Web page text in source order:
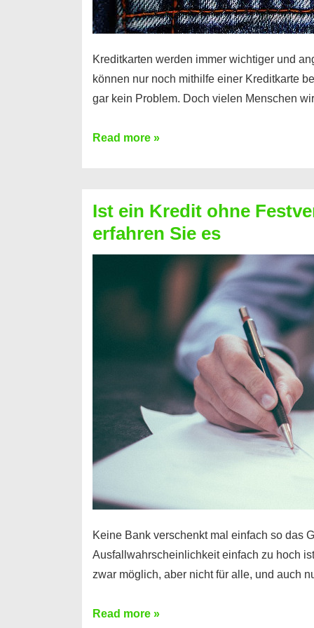
Kreditkarten werden immer wichtiger und
können nur noch mithilfe einer Kreditkarte
gar kein Problem. Doch vielen Menschen
Kreditkarte
Prepaid
ist
nicht
Read more »
Ist ein Kredit ohne
erfahren Sie es
Keine Bank verschenkt mal einfach so das
Ausfallwahrscheinlichkeit einfach zu hoch
zwar möglich, aber nicht für alle, und auch
Ist
Read more »